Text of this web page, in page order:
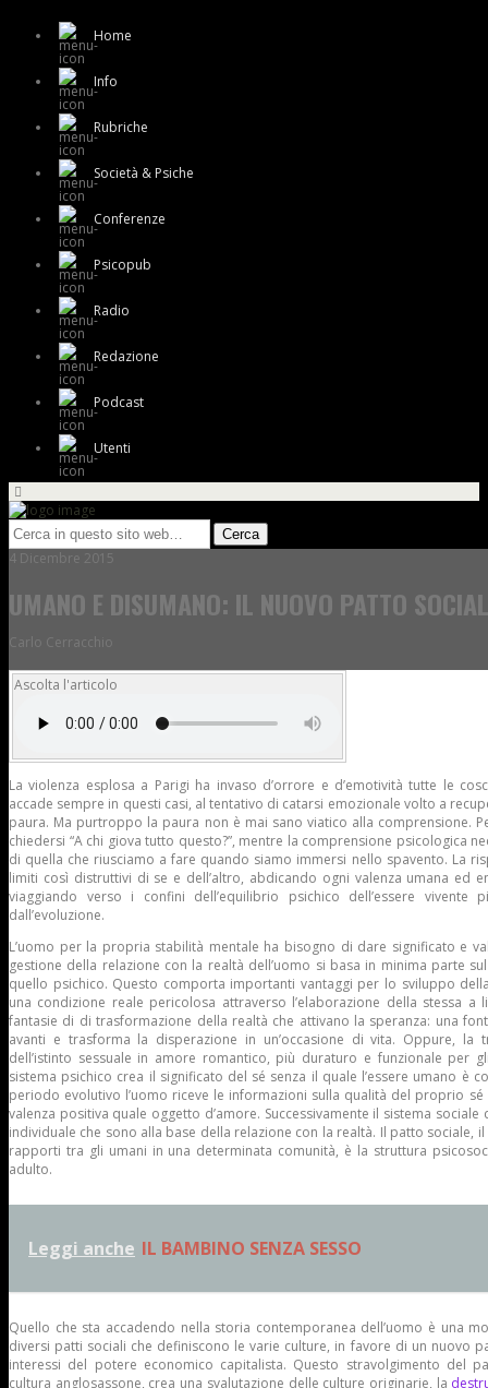
Home
Info
Rubriche
Società & Psiche
Conferenze
Psicopub
Radio
Redazione
Podcast
Utenti
4 Dicembre 2015
UMANO E DISUMANO: IL NUOVO PATTO
Carlo Cerracchio
Ascolta l'articolo
La violenza esplosa a Parigi ha invaso d’orrore e d’emotività tutte le
accade sempre in questi casi, al tentativo di catarsi emozionale volto a
paura. Ma purtroppo la paura non è mai sano viatico alla comprensione.
chiedersi “A chi giova tutto questo?”, mentre la comprensione psicologica
di quella che riusciamo a fare quando siamo immersi nello spavento. La
limiti così distruttivi di se e dell’altro, abdicando ogni valenza umana ed
viaggiando verso i confini dell’equilibrio psichico dell’essere vivente
dall’evoluzione.
L’uomo per la propria stabilità mentale ha bisogno di dare significato e
gestione della relazione con la realtà dell’uomo si basa in minima parte
quello psichico. Questo comporta importanti vantaggi per lo sviluppo
una condizione reale pericolosa attraverso l’elaborazione della stessa a
fantasie di di trasformazione della realtà che attivano la speranza: una
avanti e trasforma la disperazione in un’occasione di vita. Oppure, la
dell’istinto sessuale in amore romantico, più duraturo e funzionale per
sistema psichico crea il significato del sé senza il quale l’essere umano è
periodo evolutivo l’uomo riceve le informazioni sulla qualità del proprio
valenza positiva quale oggetto d’amore. Successivamente il sistema
individuale che sono alla base della relazione con la realtà. Il patto sociale,
rapporti tra gli umani in una determinata comunità, è la struttura
adulto.
Leggi anche IL BAMBINO SENZA SESSO
Quello che sta accadendo nella storia contemporanea dell’uomo è una
diversi patti sociali che definiscono le varie culture, in favore di un nuovo
interessi del potere economico capitalista. Questo stravolgimento del
cultura anglosassone, crea una svalutazione delle culture originarie, la